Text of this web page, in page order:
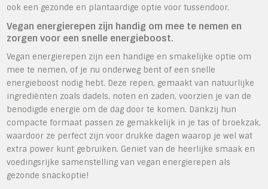
ook een gezonde en plantaardige optie voor tussendoor.
Vegan energierepen zijn handig om mee te nemen en
zorgen voor een snelle energieboost.
Vegan energierepen zijn een handige en smakelijke optie om
mee te nemen, of je nu onderweg bent of een snelle
energieboost nodig hebt. Deze repen, gemaakt van natuurlijke
ingrediënten zoals dadels, noten en zaden, voorzien je van de
benodigde energie om de dag door te komen. Dankzij hun
compacte formaat passen ze gemakkelijk in je tas of broekzak,
waardoor ze perfect zijn voor drukke dagen waarop je wel wat
extra power kunt gebruiken. Geniet van de heerlijke smaak en
voedingsrijke samenstelling van vegan energierepen als
gezonde snackoptie!